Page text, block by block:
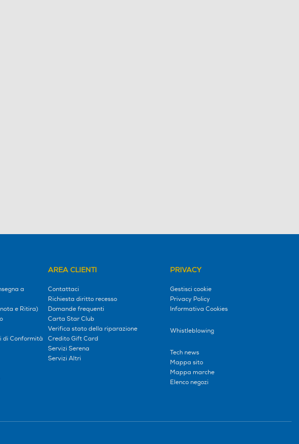
a
e Ritira)
di Conformità
AREA CLIENTI
Contattaci
Richiesta diritto recesso
Domande frequenti
Carta Star Club
Verifica stato della riparazione
Credito Gift Card
Servizi Serena
Servizi Altri
PRIVACY
Gestisci cookie
Privacy Policy
Informativa Cookies
Whistleblowing
Tech news
Mappa sito
Mappa marche
Elenco negozi